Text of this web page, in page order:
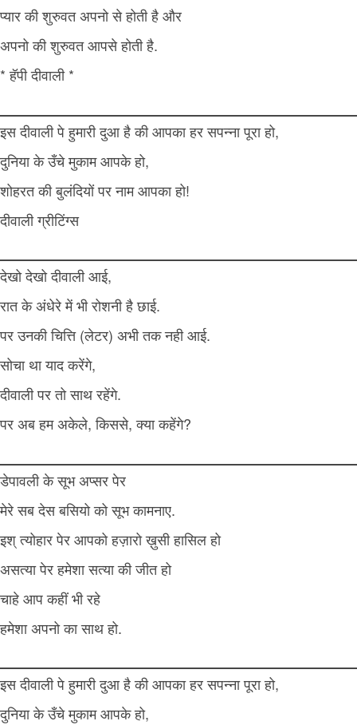
प्यार की शुरुवत अपनो से होती है और
अपनो की शुरुवत आपसे होती है.
* हॅपी दीवाली *
इस दीवाली पे हुमारी दुआ है की आपका हर सपन्ना पूरा हो,
दुनिया के उँचे मुकाम आपके हो,
शोहरत की बुलंदियों पर नाम आपका हो!
दीवाली ग्रीटिंग्स
देखो देखो दीवाली आई,
रात के अंधेरे में भी रोशनी है छाई.
पर उनकी चित्ति (लेटर) अभी तक नही आई.
सोचा था याद करेंगे,
दीवाली पर तो साथ रहेंगे.
पर अब हम अकेले, किससे, क्या कहेंगे?
डेपावली के सूभ अप्सर पेर
मेरे सब देस बसियो को सूभ कामनाए.
इश् त्योहार पेर आपको हज़ारो ख़ुसी हासिल हो
असत्या पेर हमेशा सत्या की जीत हो
चाहे आप कहीं भी रहे
हमेशा अपनो का साथ हो.
इस दीवाली पे हुमारी दुआ है की आपका हर सपन्ना पूरा हो,
दुनिया के उँचे मुकाम आपके हो,